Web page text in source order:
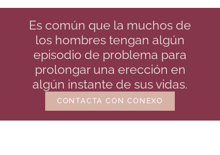
Es común que la muchos de
los hombres tengan algún
episodio de problema para
prolongar una erección en
algún instante de sus vidas.
CONTACTA CON CONEXO